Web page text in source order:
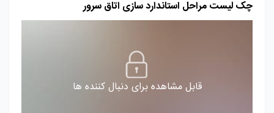
چک لیست مراحل استاندارد سازی اتاق سرور
قابل مشاهده برای دنبال کننده ها